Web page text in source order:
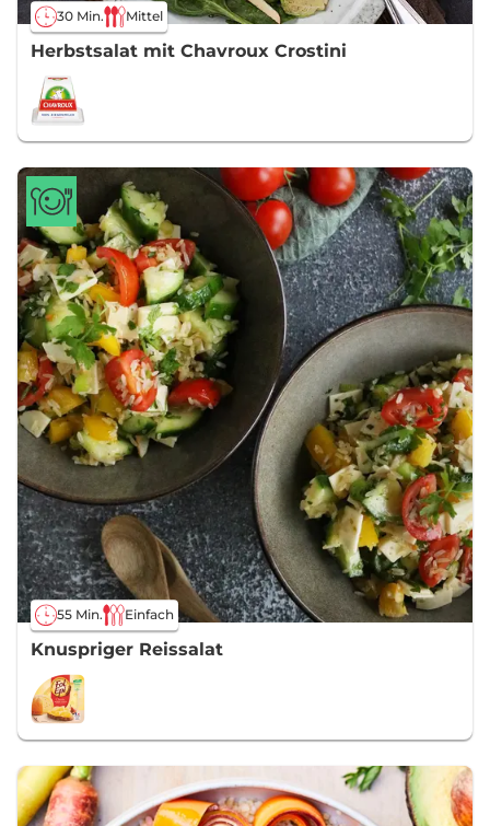
30 Min. Mittel
Herbstsalat mit Chavroux Crostini
55 Min. Einfach
Knuspriger Reissalat